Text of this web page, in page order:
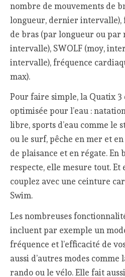
nombre de mouvements de
longueur, dernier intervalle),
de bras (par longueur ou par
intervalle), SWOLF (moy,
intervalle), fréquence
max).
Pour faire simple, la Quatix 3
optimisée pour l’eau :
libre, sports d’eau comme le
ou le surf, pêche en mer et
de plaisance et en régate. En
respecte, elle mesure tout. Et
couplez avec une ceinture
Swim.
Les nombreuses
incluent par exemple un
fréquence et l’efficacité de
aussi d’autres modes comme
rando ou le vélo. Elle fait